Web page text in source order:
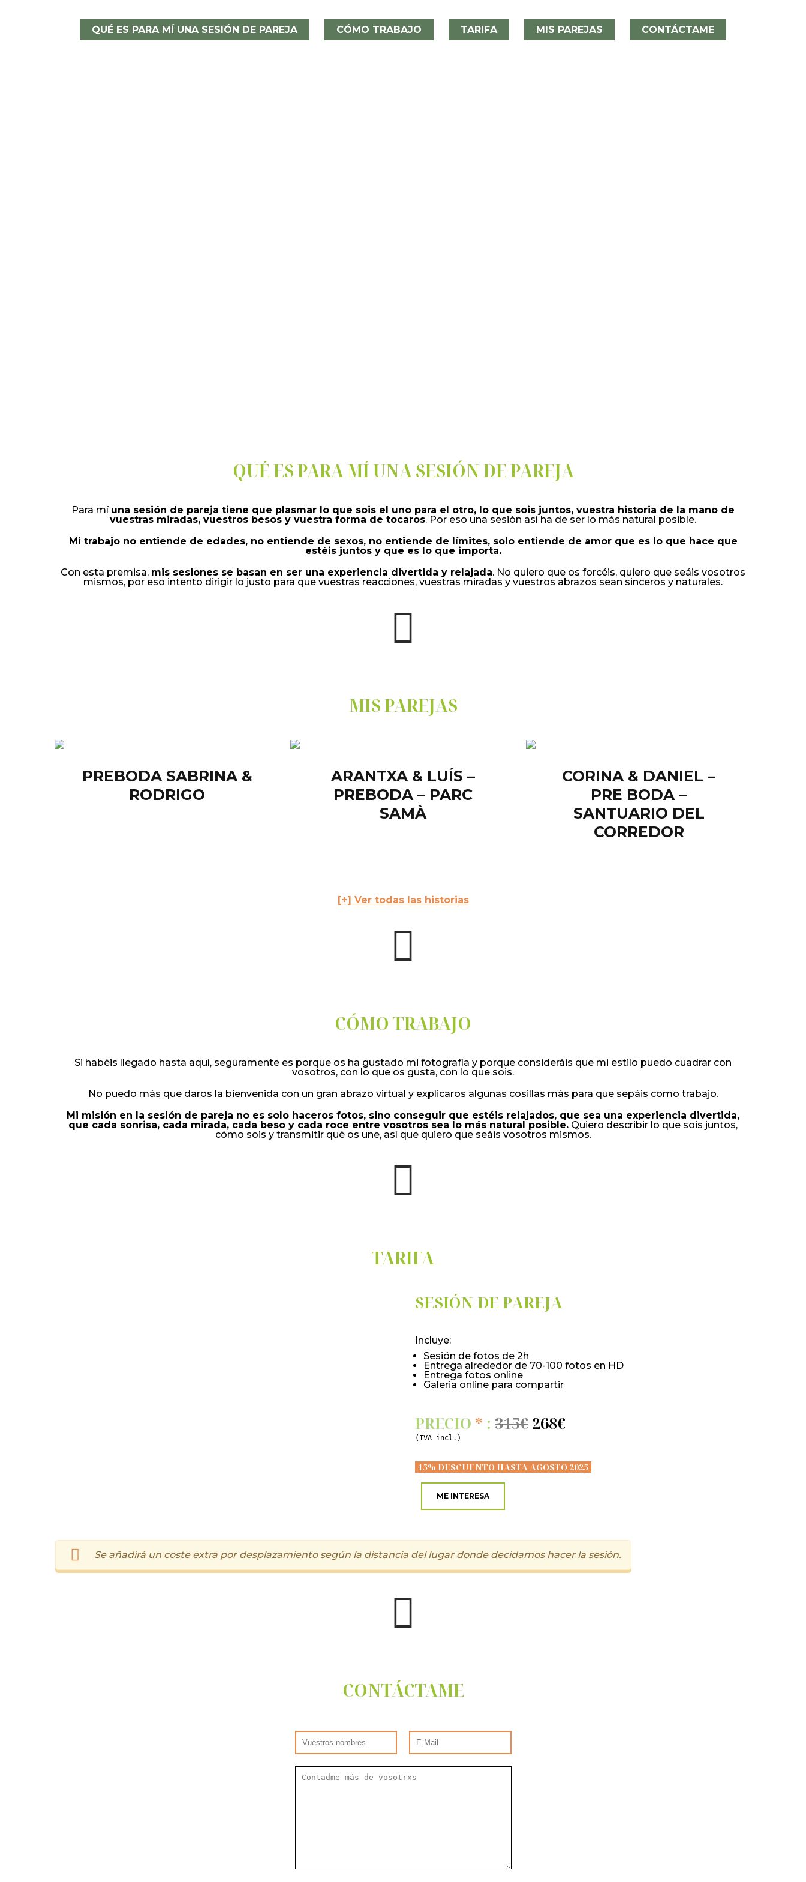
QUÉ ES PARA MÍ UNA SESIÓN DE PAREJA CÓMO TRABAJO TARIFA MIS PAREJAS CONTÁCTAME
QUÉ ES PARA MÍ UNA SESIÓN DE PAREJA
Para mí una sesión de pareja tiene que plasmar lo que sois el uno para el otro, lo que sois juntos, vuestra historia de la mano de
vuestras miradas, vuestros besos y vuestra forma de tocaros. Por eso una sesión así ha de ser lo más natural posible.
Mi trabajo no entiende de edades, no entiende de sexos, no entiende de límites, solo entiende de amor que es lo que hace que
estéis juntos y que es lo que importa.
Con esta premisa, mis sesiones se basan en ser una experiencia divertida y relajada. No quiero que os forcéis, quiero que seáis vosotros
mismos, por eso intento dirigir lo justo para que vuestras reacciones, vuestras miradas y vuestros abrazos sean sinceros y naturales.
MIS PAREJAS
PREBODA SABRINA &
RODRIGO
ARANTXA & LUÍS –
PREBODA – PARC
SAMÀ
CORINA & DANIEL –
PRE BODA –
SANTUARIO DEL
CORREDOR
[+] Ver todas las historias
CÓMO TRABAJO
Si habéis llegado hasta aquí, seguramente es porque os ha gustado mi fotografía y porque consideráis que mi estilo puedo cuadrar con
vosotros, con lo que os gusta, con lo que sois.
No puedo más que daros la bienvenida con un gran abrazo virtual y explicaros algunas cosillas más para que sepáis como trabajo.
Mi misión en la sesión de pareja no es solo haceros fotos, sino conseguir que estéis relajados, que sea una experiencia divertida,
que cada sonrisa, cada mirada, cada beso y cada roce entre vosotros sea lo más natural posible. Quiero describir lo que sois juntos,
cómo sois y transmitir qué os une, así que quiero que seáis vosotros mismos.
TARIFA
SESIÓN DE PAREJA
Incluye:
Sesión de fotos de 2h
Entrega alrededor de 70-100 fotos en HD
Entrega fotos online
Galeria online para compartir
PRECIO * : 315€ 268€
(IVA incl.)
15% DESCUENTO HASTA AGOSTO 2025
ME INTERESA
Se añadirá un coste extra por desplazamiento según la distancia del lugar donde decidamos hacer la sesión.
CONTÁCTAME